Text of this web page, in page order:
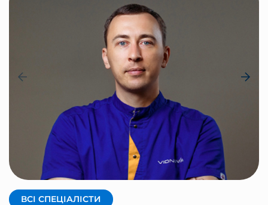
КРАВЦОВ АНДРІЙ
Засновник, фізичний терапевт
ВСІ СПЕЦІАЛІСТИ